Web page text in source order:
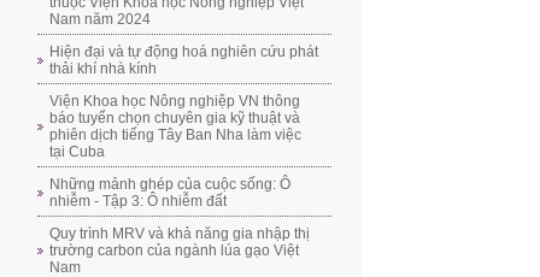
Nam năm 2024
Hiện đại và tự động hoá nghiên cứu phát
thải khí nhà kính
Viện Khoa học Nông nghiệp VN thông
báo tuyển chọn chuyên gia kỹ thuật và
phiên dịch tiếng Tây Ban Nha làm việc
tại Cuba
Những mảnh ghép của cuộc sống: Ô
nhiễm - Tập 3: Ô nhiễm đất
Quy trình MRV và khả năng gia nhập thị
trường carbon của ngành lúa gạo Việt
Nam